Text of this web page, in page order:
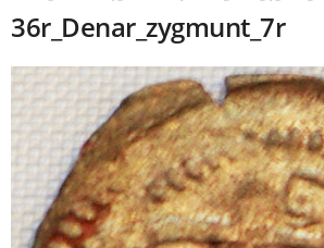
36r_Denar_zygmunt_7r